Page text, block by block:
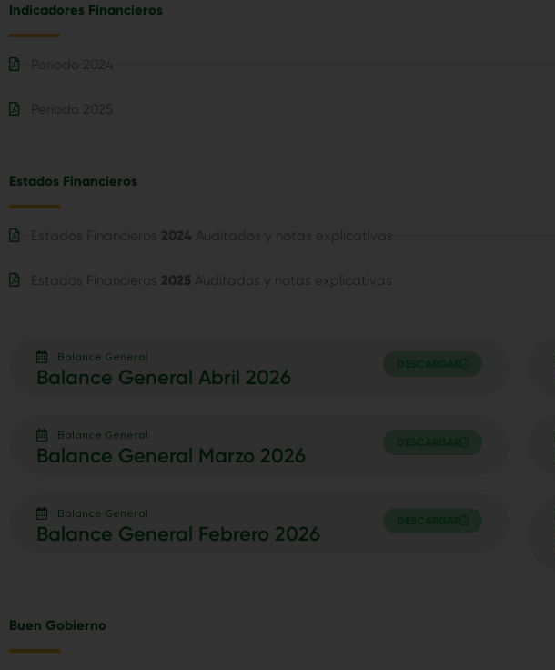
Indicadores Financieros
Periodo 2024
Periodo 2025
Estados Financieros
Estados Financieros 2024 Auditados y notas explicativas
Estados Financieros 2025 Auditados y notas explicativas
Balance General
Balance General Abril 2026
Balance General
Balance General Marzo 2026
Balance General
Balance General Febrero 2026
Buen Gobierno